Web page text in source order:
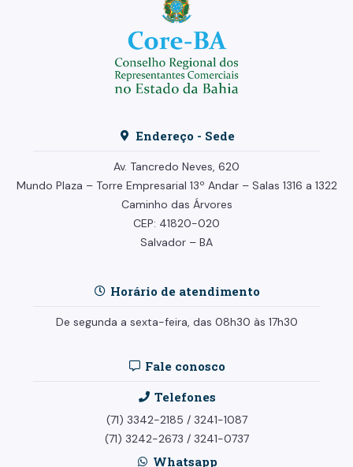
Endereço - Sede
Av. Tancredo Neves, 620
Mundo Plaza – Torre Empresarial 13º Andar – Salas 1316 a 1322
Caminho das Árvores
CEP: 41820-020
Salvador – BA
Horário de atendimento
De segunda a sexta-feira, das 08h30 às 17h30
Fale conosco
Telefones
(71) 3342-2185 / 3241-1087
(71) 3242-2673 / 3241-0737
Whatsapp